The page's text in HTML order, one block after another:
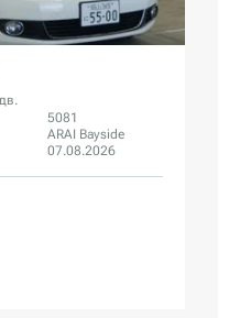
5081
ARAI Bayside
07.08.2026